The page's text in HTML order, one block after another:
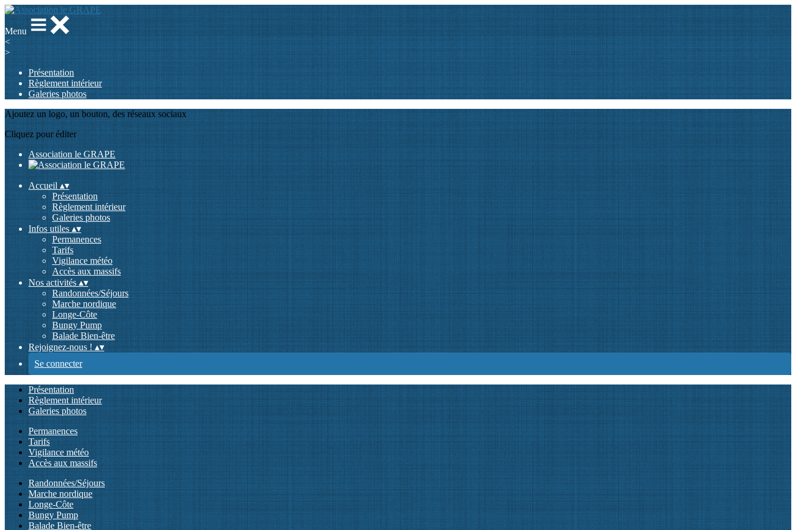
Menu
<
>
Présentation
Règlement intérieur
Galeries photos
Ajoutez un logo, un bouton, des réseaux sociaux
Cliquez pour éditer
Association le GRAPE
Accueil ▴▾
Présentation
Règlement intérieur
Galeries photos
Infos utiles ▴▾
Permanences
Tarifs
Vigilance météo
Accès aux massifs
Nos activités ▴▾
Randonnées/Séjours
Marche nordique
Longe-Côte
Bungy Pump
Balade Bien-être
Rejoignez-nous ! ▴▾
Se connecter
Présentation
Règlement intérieur
Galeries photos
Permanences
Tarifs
Vigilance météo
Accès aux massifs
Randonnées/Séjours
Marche nordique
Longe-Côte
Bungy Pump
Balade Bien-être